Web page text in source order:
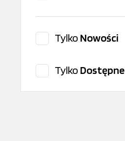
CLAAS
Dana Spicer
Della Concordia
Tylko Nowości
Tylko Dostępne